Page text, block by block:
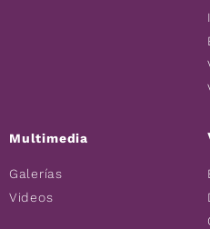
Multimedia
Galerías
Videos